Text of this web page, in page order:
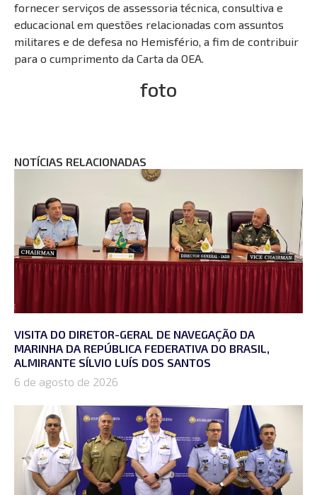
fornecer serviços de assessoria técnica, consultiva e
educacional em questões relacionadas com assuntos
militares e de defesa no Hemisfério, a fim de contribuir
para o cumprimento da Carta da OEA.
foto
NOTÍCIAS RELACIONADAS
VISITA DO DIRETOR-GERAL DE NAVEGAÇÃO DA
MARINHA DA REPÚBLICA FEDERATIVA DO BRASIL,
ALMIRANTE SÍLVIO LUÍS DOS SANTOS
6 de agosto de 2026